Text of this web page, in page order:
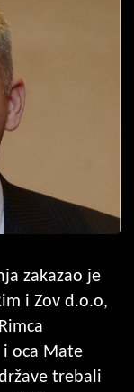
zakazao je
i Zov d.o.o,
i oca Mate
trebali